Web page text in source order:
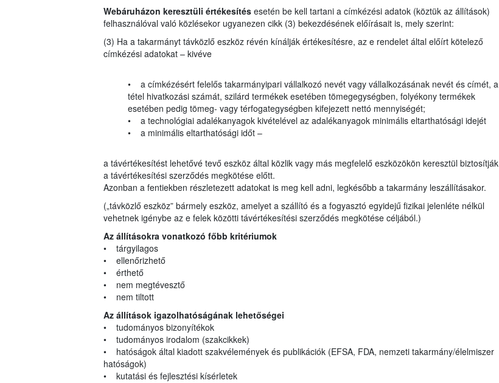
Webáruházon keresztüli értékesítésesetén be kell tartani a címkézési adatok (köztük az állítások)
felhasználóval való közlésekor ugyanezen cikk (3) bekezdésének előírásait is, mely szerint:
(3) Ha a takarmányt távközlő eszköz révén kínálják értékesítésre, az e rendelet által előírt kötelező
címkézési adatokat – kivéve
• a címkézésért felelős takarmányipari vállalkozó nevét vagy vállalkozásának nevét és címét, a
tétel hivatkozási számát, szilárd termékek esetében tömegegységben, folyékony termékek
esetében pedig tömeg- vagy térfogategységben kifejezett nettó mennyiségét;
• a technológiai adalékanyagok kivételével az adalékanyagok minimális eltarthatósági idejét
• a minimális eltarthatósági időt –
a távértékesítést lehetővé tevő eszköz által közlik vagy más megfelelő eszközökön keresztül biztosítják
a távértékesítési szerződés megkötése előtt.
Azonban a fentiekben részletezett adatokat is meg kell adni, legkésőbb a takarmány leszállításakor.
(„távközlő eszköz” bármely eszköz, amelyet a szállító és a fogyasztó egyidejű fizikai jelenléte nélkül
vehetnek igénybe az e felek közötti távértékesítési szerződés megkötése céljából.)
Az állításokra vonatkozó főbb kritériumok
• tárgyilagos
• ellenőrizhető
• érthető
• nem megtévesztő
• nem tiltott
Az állítások igazolhatóságának lehetőségei
• tudományos bizonyítékok
• tudományos irodalom (szakcikkek)
• hatóságok által kiadott szakvélemények és publikációk (EFSA, FDA, nemzeti takarmány/élelmiszer
hatóságok)
• kutatási és fejlesztési kísérletek